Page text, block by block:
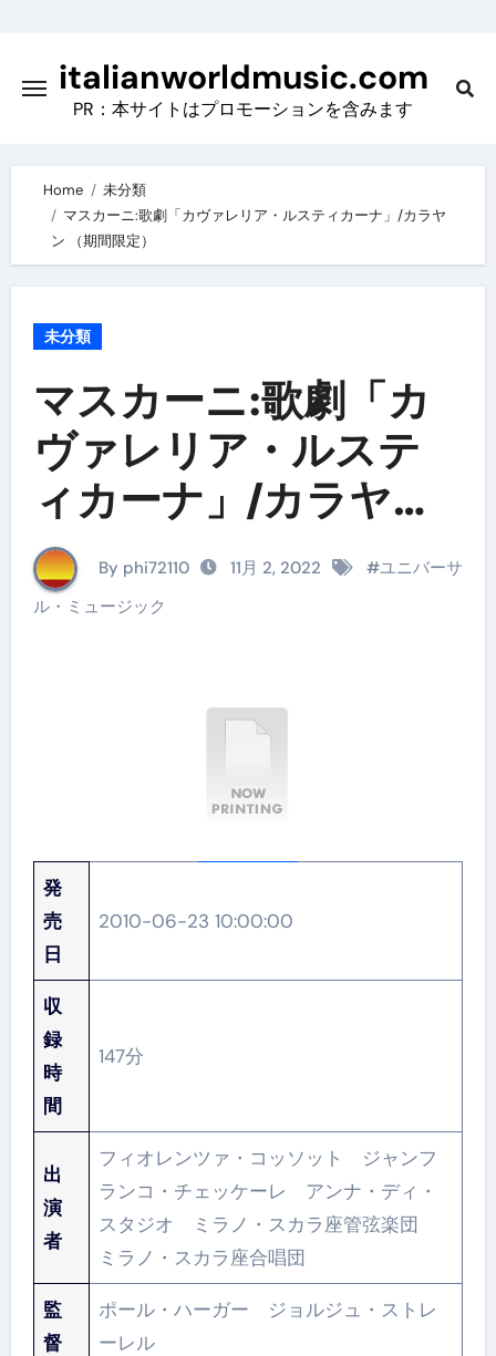
contentitalianworldmusic.com
PR：本サイトはプロモーションを含みます
Home
未分類
マスカーニ:歌劇「カヴァレリア・ルスティカーナ」/カラヤ
ン （期間限定）
未分類
マスカーニ:歌劇「カ
ヴァレリア・ルステ
ィカーナ」/カラヤン
（期間限定）
By phi72110 11月 2, 2022 #ユニバーサ
ル・ミュージック
発
売
日
2010-06-23 10:00:00
収
録
時
間
147分
出
演
者
フィオレンツァ・コッソット ジャンフ
ランコ・チェッケーレ アンナ・ディ・
スタジオ ミラノ・スカラ座管弦楽団
ミラノ・スカラ座合唱団
監
督
ポール・ハーガー ジョルジュ・ストレ
ーレル